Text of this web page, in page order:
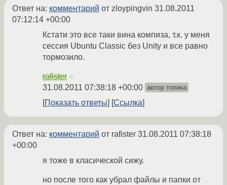
Ответ на: комментарий от zloypingvin 31.08.2011
07:12:14 +00:00
Кстати это все таки вина компиза, т.к. у меня
сессия Ubuntu Classic без Unity и все равно
тормозило.
rafister ☆
31.08.2011 07:38:18 +00:00 автор топика
Показать ответы Ссылка
Ответ на: комментарий от rafister 31.08.2011 07:38:18
+00:00
я тоже в класической сижу.
но после того как убрал файлы и папки от